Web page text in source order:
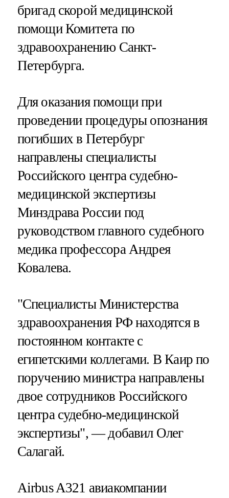
бригад скорой медицинской
помощи Комитета по
здравоохранению Санкт-
Петербурга.
Для оказания помощи при
проведении процедуры опознания
погибших в Петербург
направлены специалисты
Российского центра судебно-
медицинской экспертизы
Минздрава России под
руководством главного судебного
медика профессора Андрея
Ковалева.
"Специалисты Министерства
здравоохранения РФ находятся в
постоянном контакте с
египетскими коллегами. В Каир по
поручению министра направлены
двое сотрудников Российского
центра судебно-медицинской
экспертизы", — добавил Олег
Салагай.
Airbus A321 авиакомпании